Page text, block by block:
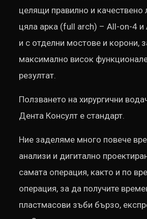
целящи правилно и качествено
цяла арка (full arch) – All-on-4 и
и с отделни мостове и корони,
максимално висок
резултат.
Ползването на хирургични
Дента Консулт е стандарт.
Ние заделяме много повече
анализи и дигитално
самата операция, както и по
операция, за да получите
пластмасови зъби бързо,